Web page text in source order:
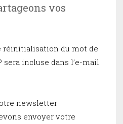
vos
réinitialisation du mot de
sera incluse dans l’e-mail
newsletter
envoyer votre